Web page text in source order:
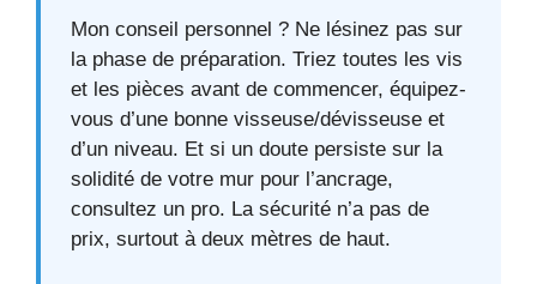
Mon conseil personnel ? Ne lésinez pas sur
la phase de préparation. Triez toutes les vis
et les pièces avant de commencer, équipez-
vous d’une bonne visseuse/dévisseuse et
d’un niveau. Et si un doute persiste sur la
solidité de votre mur pour l’ancrage,
consultez un pro. La sécurité n’a pas de
prix, surtout à deux mètres de haut.